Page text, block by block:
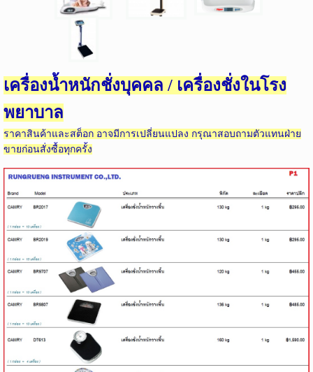
เครื่องน้ำหนักชั่งบุคคล / เครื่องชั่งในโรง
พยาบาล
ราคาสินค้าและสต็อก อาจมีการเปลี่ยนแปลง กรุณาสอบถามตัวแทนฝ่าย
ขายก่อนสั่งซื้อทุกครั้ง